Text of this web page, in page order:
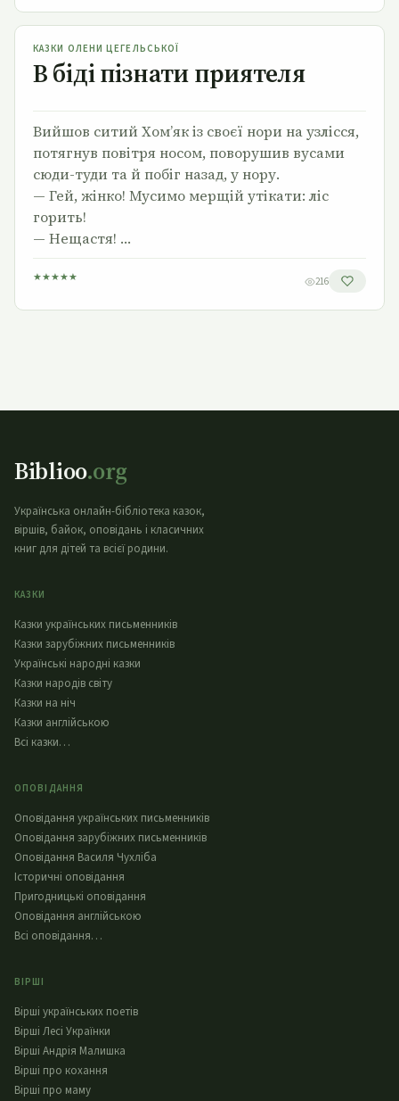
В біді пізнати приятеля
КАЗКИ ОЛЕНИ ЦЕГЕЛЬСЬКОЇ
В біді пізнати приятеля
Вийшов ситий Хом’як із своєї нори на узлісся,
потягнув повітря носом, поворушив вусами
сюди-туди та й побіг назад, у нору.
— Гей, жінко! Мусимо мерщій утікати: ліс
горить!
— Нещастя! …
★★★★★ 216
Biblioo.org
Українська онлайн-бібліотека казок,
віршів, байок, оповідань і класичних
книг для дітей та всієї родини.
КАЗКИ
Казки українських письменників
Казки зарубіжних письменників
Українські народні казки
Казки народів світу
Казки на ніч
Казки англійською
Всі казки…
ОПОВІДАННЯ
Оповідання українських письменників
Оповідання зарубіжних письменників
Оповідання Василя Чухліба
Історичні оповідання
Пригодницькі оповідання
Оповідання англійською
Всі оповідання…
ВІРШІ
Вірші українських поетів
Вірші Лесі Українки
Вірші Андрія Малишка
Вірші про кохання
Вірші про маму